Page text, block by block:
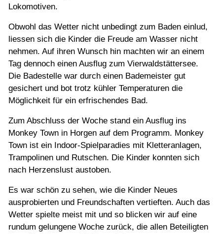
Lokomotiven.
Obwohl das Wetter nicht unbedingt zum Baden einlud,
liessen sich die Kinder die Freude am Wasser nicht
nehmen. Auf ihren Wunsch hin machten wir an einem
Tag dennoch einen Ausflug zum Vierwaldstättersee.
Die Badestelle war durch einen Bademeister gut
gesichert und bot trotz kühler Temperaturen die
Möglichkeit für ein erfrischendes Bad.
Zum Abschluss der Woche stand ein Ausflug ins
Monkey Town in Horgen auf dem Programm. Monkey
Town ist ein Indoor-Spielparadies mit Kletteranlagen,
Trampolinen und Rutschen. Die Kinder konnten sich
nach Herzenslust austoben.
Es war schön zu sehen, wie die Kinder Neues
ausprobierten und Freundschaften vertieften. Auch das
Wetter spielte meist mit und so blicken wir auf eine
rundum gelungene Woche zurück, die allen Beteiligten